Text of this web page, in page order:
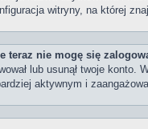
witryny, na której
teraz nie mogę się
lub usunął twoje
aktywnym i